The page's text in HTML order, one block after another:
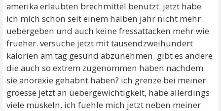
amerika erlaubten brechmittel benutzt. jetzt habe
ich mich schon seit einem halben jahr nicht mehr
uebergeben und auch keine fressattacken mehr wie
frueher. versuche jetzt mit tausendzweihundert
kalorien am tag gesund abzunehmen. gibt es andere
die auch so extrem zugenommen haben nachdem
sie anorexie gehabnt haben? ich grenze bei meiner
groesse jetzt an uebergewichtigkeit, habe allerdings
viele muskeln. ich fuehle mich jetzt neben meiner